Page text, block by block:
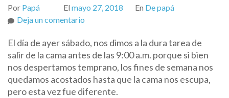
Por Papá El mayo 27, 2018 En De papá
Deja un comentario
en
el
cine:
Han
Solo
El día de ayer sábado, nos dimos a la dura tarea de
salir de la cama antes de las 9:00 a.m. porque si bien
nos despertamos temprano, los fines de semana nos
quedamos acostados hasta que la cama nos escupa,
pero esta vez fue diferente.